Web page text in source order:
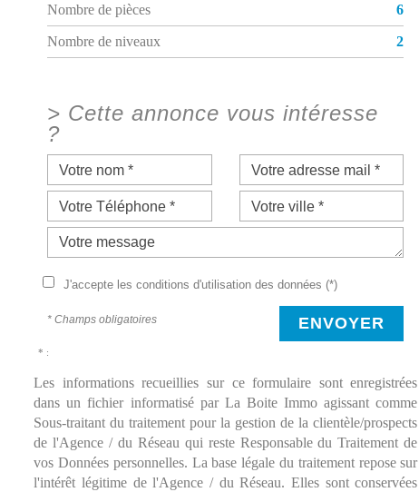
Nombre de pièces
6
Nombre de niveaux
2
> Cette annonce vous intéresse
?
J'accepte les conditions d'utilisation des données (*)
* Champs obligatoires ENVOYER
* :
Les informations recueillies sur ce formulaire sont enregistrées
dans un fichier informatisé par La Boite Immo agissant comme
Sous-traitant du traitement pour la gestion de la clientèle/prospects
de l'Agence / du Réseau qui reste Responsable du Traitement de
vos Données personnelles. La base légale du traitement repose sur
l'intérêt légitime de l'Agence / du Réseau. Elles sont conservées